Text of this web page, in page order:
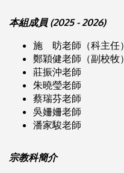
本組成員 (2025 - 2026)
施 昉老師（科主任）
鄭穎健老師（副校牧）
莊振沖老師
朱曉瑩老師
蔡瑞芬老師
吳姍姍老師
潘家駿老師
宗教科簡介